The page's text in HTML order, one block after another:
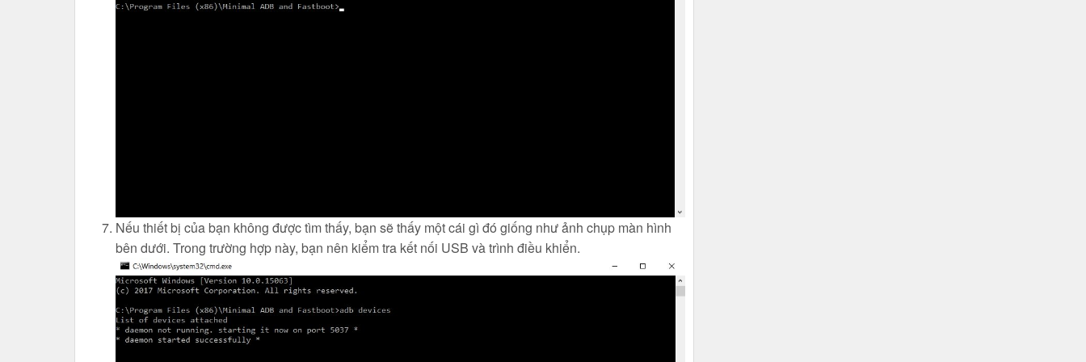
Nếu thiết bị của bạn không được tìm thấy, bạn sẽ thấy một cái gì đó giống như ảnh chụp màn hình
bên dưới. Trong trường hợp này, bạn nên kiểm tra kết nối USB và trình điều khiển.